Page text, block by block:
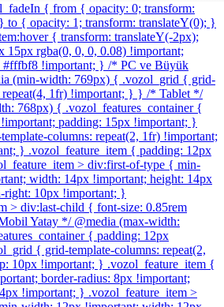
{ from { opacity: 0; transform:
to { opacity: 1; transform: translateY(0); }
{ transform: translateY(-2px);
15px rgba(0, 0, 0, 0.08) !important;
#fffbf8 !important; } /* PC ve Büyük
(min-width: 769px) { .vozol_grid { grid-
repeat(4, 1fr) !important; } } /* Tablet */
768px) { .vozol_features_container {
padding: 15px !important; }
columns: repeat(2, 1fr) !important;
} .vozol_feature_item { padding: 12px
> div:first-of-type { min-
width: 14px !important; height: 14px
right: 10px !important; }
> div:last-child { font-size: 0.85rem
Yatay */ @media (max-width:
{ padding: 12px
{ grid-template-columns: repeat(2,
10px !important; } .vozol_feature_item {
border-radius: 8px !important;
!important; } .vozol_feature_item >